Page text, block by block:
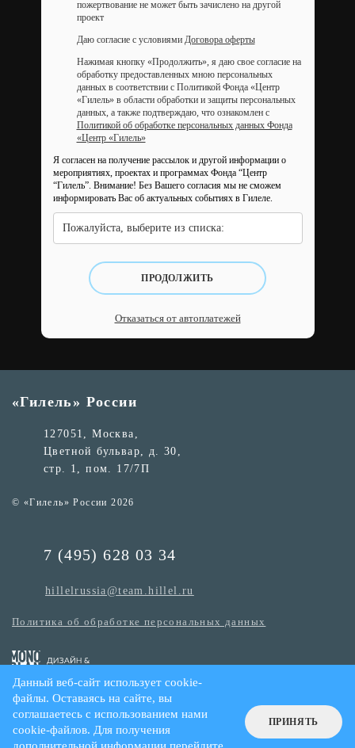
пожертвование не может быть зачислено на другой
проект
Даю согласие с условиями Договора оферты
Нажимая кнопку «Продолжить», я даю свое согласие на
обработку предоставленных мною персональных
данных в соответствии с Политикой Фонда «Центр
«Гилель» в области обработки и защиты персональных
данных, а также подтверждаю, что ознакомлен с
Политикой об обработке персональных данных Фонда
«Центр «Гилель»
Я согласен на получение рассылок и другой информации о
мероприятиях, проектах и программах Фонда “Центр
“Гилель”. Внимание! Без Вашего согласия мы не сможем
информировать Вас об актуальных событиях в Гилеле.
Пожалуйста, выберите из списка:
ПРОДОЛЖИТЬ
Отказаться от автоплатежей
«Гилель» России
127051, Москва,
Цветной бульвар, д. 30,
стр. 1, пом. 17/7П
© «Гилель» России 2026
7 (495) 628 03 34
hillelrussia@team.hillel.ru
Политика об обработке персональных данных
Данный веб-сайт использует cookie-
файлы. Оставаясь на сайте, вы
соглашаетесь с использованием нами
cookie-файлов. Для получения
ПРИНЯТЬ